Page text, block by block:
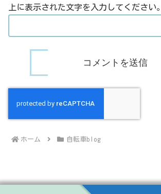
上に表示された文字を入力してください。
ホーム 自転車blog